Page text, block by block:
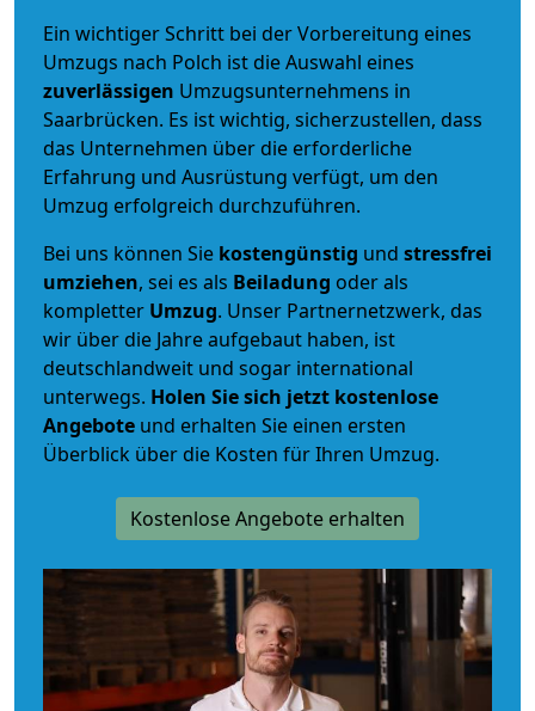
Ein wichtiger Schritt bei der Vorbereitung eines
Umzugs nach Polch ist die Auswahl eines
zuverlässigen Umzugsunternehmens in
Saarbrücken. Es ist wichtig, sicherzustellen, dass
das Unternehmen über die erforderliche
Erfahrung und Ausrüstung verfügt, um den
Umzug erfolgreich durchzuführen.
Bei uns können Sie kostengünstig und stressfrei
umziehen, sei es als Beiladung oder als
kompletter Umzug. Unser Partnernetzwerk, das
wir über die Jahre aufgebaut haben, ist
deutschlandweit und sogar international
unterwegs. Holen Sie sich jetzt kostenlose
Angebote und erhalten Sie einen ersten
Überblick über die Kosten für Ihren Umzug.
Kostenlose Angebote erhalten